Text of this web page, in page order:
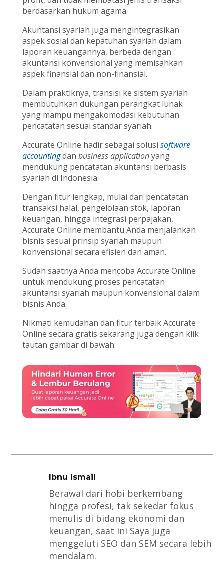
berdasarkan hukum agama.
Akuntansi syariah juga mengintegrasikan
aspek sosial dan kepatuhan syariah dalam
laporan keuangannya, berbeda dengan
akuntansi konvensional yang memisahkan
aspek finansial dan non-finansial.
Dalam praktiknya, transisi ke sistem syariah
membutuhkan dukungan perangkat lunak
yang mampu mengakomodasi kebutuhan
pencatatan sesuai standar syariah.
Accurate Online hadir sebagai solusi software
accountingdan business applicationyang
mendukung pencatatan akuntansi berbasis
syariah di Indonesia.
Dengan fitur lengkap, mulai dari pencatatan
transaksi halal, pengelolaan stok, laporan
keuangan, hingga integrasi perpajakan,
Accurate Online membantu Anda menjalankan
bisnis sesuai prinsip syariah maupun
konvensional secara efisien dan aman.
Sudah saatnya Anda mencoba Accurate Online
untuk mendukung proses pencatatan
akuntansi syariah maupun konvensional dalam
bisnis Anda.
Nikmati kemudahan dan fitur terbaik Accurate
Online secara gratis sekarang juga dengan klik
tautan gambar di bawah:
Ibnu Ismail
Berawal dari hobi berkembang
hingga profesi, tak sekedar fokus
menulis di bidang ekonomi dan
keuangan, saat ini Saya juga
menggeluti SEO dan SEM secara lebih
mendalam.